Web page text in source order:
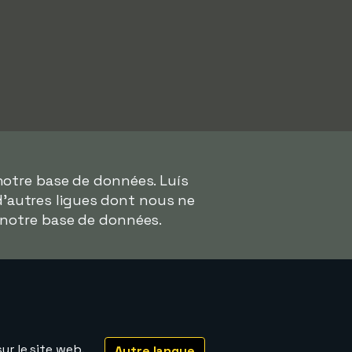
base de données. Luís
ligues dont nous ne
base de données.